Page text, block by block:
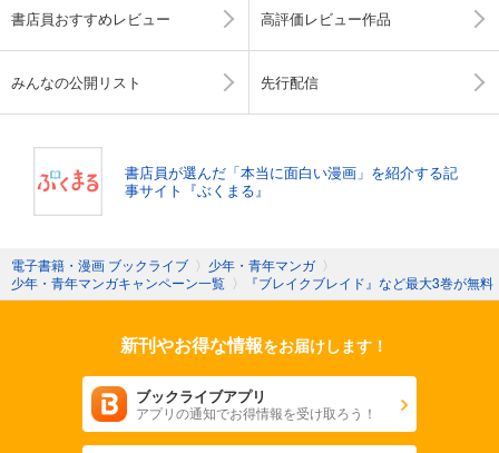
書店員おすすめレビュー 高評価レビュー作品
みんなの公開リスト 先行配信
書店員が選んだ「本当に面白い漫画」を紹介する記
事サイト『ぶくまる』
電子書籍・漫画 ブックライブ 〉 少年・青年マンガ 〉
少年・青年マンガキャンペーン一覧 〉 『ブレイクブレイド』など最大3巻が無料
新刊やお得な情報をお届けします！
ブックライブアプリ
アプリの通知でお得情報を受け取ろう！